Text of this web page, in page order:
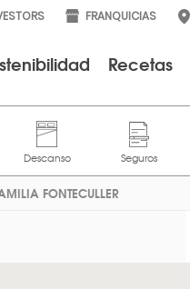
FRANQUICIAS
Recetas
FONTECULLER